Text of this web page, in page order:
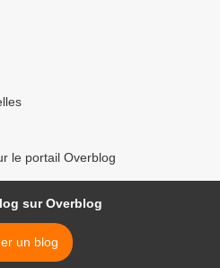
le portail Overblog
sur Overblog
un blog